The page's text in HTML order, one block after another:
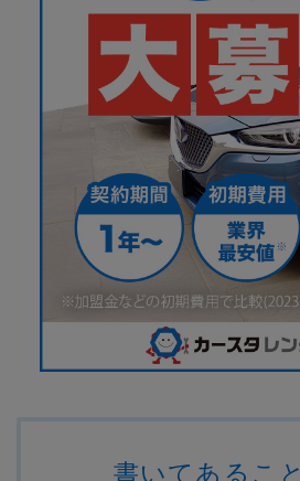
書いてあること